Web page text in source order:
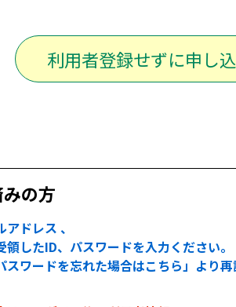
利用者登録せずに申し
の方
ドレス 、
したID、パスワードを入力ください。
ワードを忘れた場合はこちら」より再